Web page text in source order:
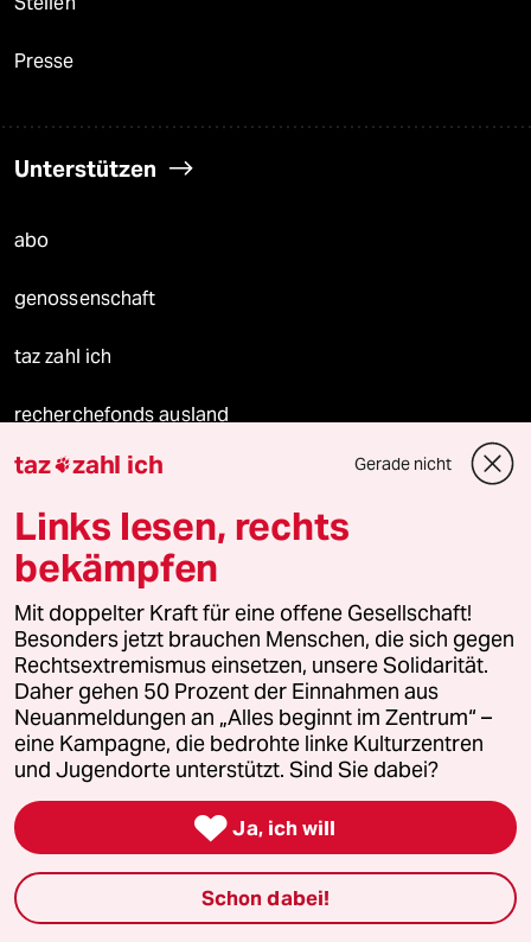
Presse
Unterstützen
abo
genossenschaft
taz zahl ich
recherchefonds ausland
panterstiftung
panterpreis 2026
Podcast
bundestalk
fernverbindung
klima update°
Mauerecho
taz zahl ich Gerade nicht
Links lesen, rechts
bekämpfen
Mit doppelter Kraft für eine offene Gesellschaft!
Besonders jetzt brauchen Menschen, die sich gegen
Rechtsextremismus einsetzen, unsere Solidarität.
Daher gehen 50 Prozent der Einnahmen aus
Neuanmeldungen an „Alles beginnt im Zentrum“ –
eine Kampagne, die bedrohte linke Kulturzentren
und Jugendorte unterstützt. Sind Sie dabei?
 Ja, ich will
Schon dabei!